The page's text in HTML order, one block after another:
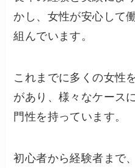
かし、女性が安心して
組んでいます。
これまでに多くの女性
があり、様々なケース
門性を持っています。
初心者から経験者まで